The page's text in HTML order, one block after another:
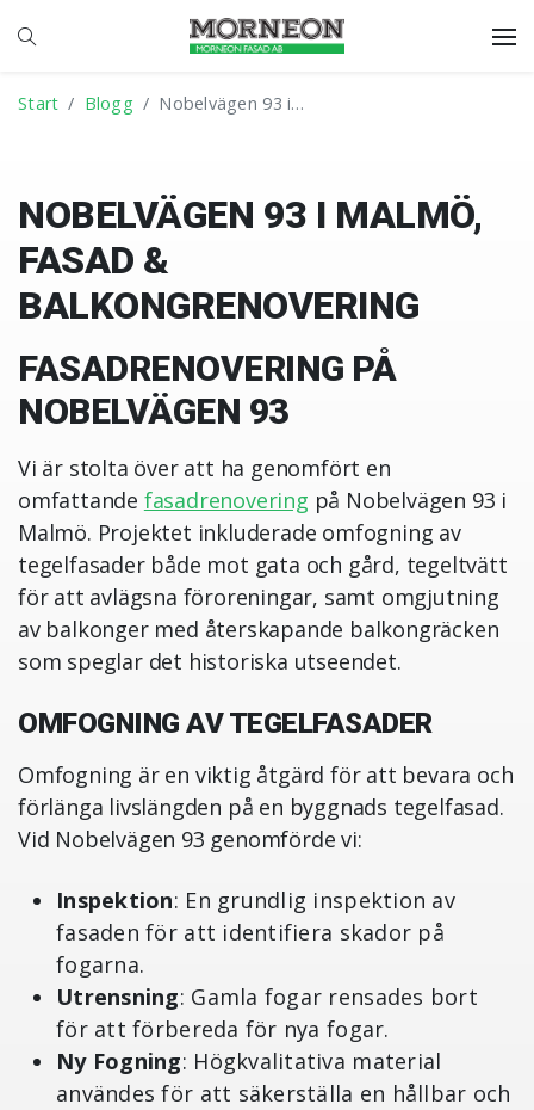
Start Blogg Nobelvägen 93 i…
NOBELVÄGEN 93 I MALMÖ,
FASAD &
BALKONGRENOVERING
FASADRENOVERING PÅ
NOBELVÄGEN 93
Vi är stolta över att ha genomfört en
omfattande fasadrenovering på Nobelvägen 93 i
Malmö. Projektet inkluderade omfogning av
tegelfasader både mot gata och gård, tegeltvätt
för att avlägsna föroreningar, samt omgjutning
av balkonger med återskapande balkongräcken
som speglar det historiska utseendet.
OMFOGNING AV TEGELFASADER
Omfogning är en viktig åtgärd för att bevara och
förlänga livslängden på en byggnads tegelfasad.
Vid Nobelvägen 93 genomförde vi:
Inspektion: En grundlig inspektion av
fasaden för att identifiera skador på
fogarna.
Utrensning: Gamla fogar rensades bort
för att förbereda för nya fogar.
Ny Fogning: Högkvalitativa material
användes för att säkerställa en hållbar och